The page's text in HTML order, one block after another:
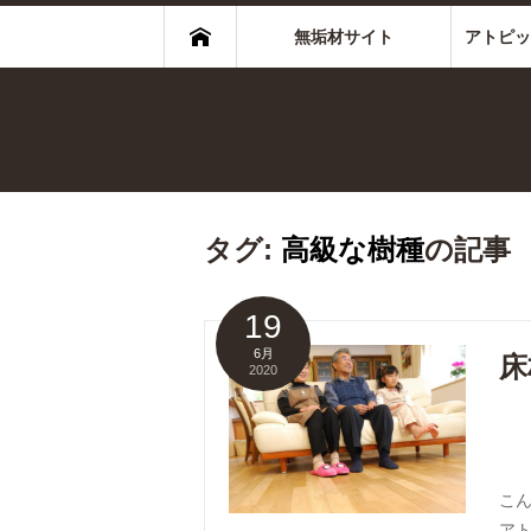
無垢材サイト アトピ
タグ: 高級な樹種の記事
19
6月
2020
こ